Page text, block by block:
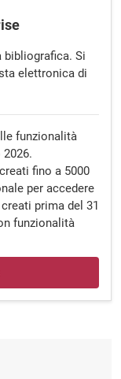
bibliografica. Si
elettronica di
funzionalità
fino a 5000
per accedere
prima del 31
funzionalità